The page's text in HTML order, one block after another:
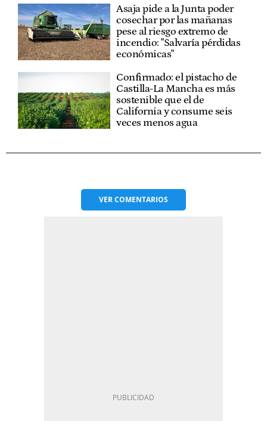
Asaja pide a la Junta poder
cosechar por las mañanas
pese al riesgo extremo de
incendio: "Salvaría pérdidas
económicas"
Confirmado: el pistacho de
Castilla-La Mancha es más
sostenible que el de
California y consume seis
veces menos agua
VERCOMENTARIOS